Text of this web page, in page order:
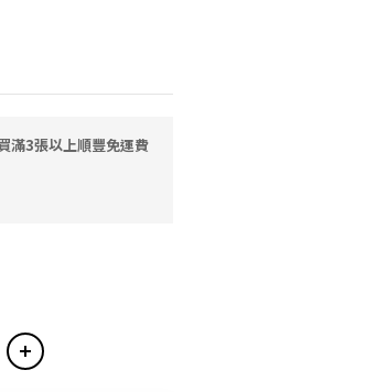
滿3張以上順豐免運費